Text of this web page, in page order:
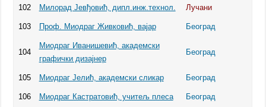
102 Милорад Јевђовић, дипл.инж.технол. Лучани
103 Проф. Миодраг Живковић, вајар Београд
104
Миодраг Иванишевић, академски
графички дизајнер
Београд
105 Миодраг Јелић, академски сликар Београд
106 Миодраг Кастратовић, учитељ плеса Београд